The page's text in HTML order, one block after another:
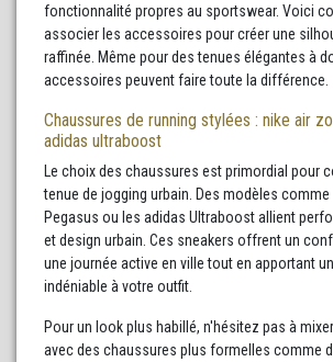
fonctionnalité propres au sportswear. Voici
associer les accessoires pour créer une
raffinée. Même pour des tenues élégantes à
accessoires peuvent faire toute la différence.
Chaussures de running stylées : nike air
adidas ultraboost
Le choix des chaussures est primordial pour
tenue de jogging urbain. Des modèles
Pegasus ou les adidas Ultraboost allient
et design urbain. Ces sneakers offrent un
une journée active en ville tout en apportant
indéniable à votre outfit.
Pour un look plus habillé, n'hésitez pas à
avec des chaussures plus formelles comme